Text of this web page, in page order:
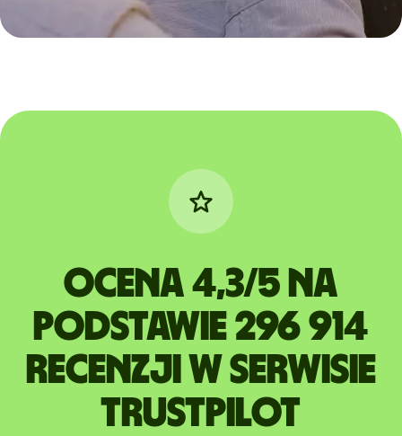
Ocena 4,3/5 na
podstawie 296 914
recenzji w serwisie
Trustpilot